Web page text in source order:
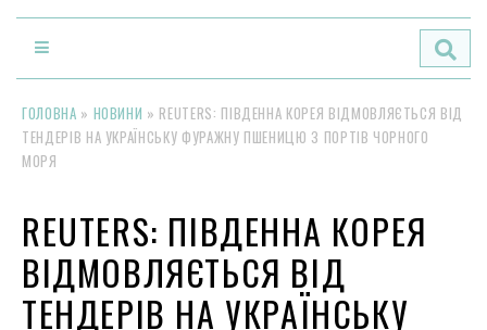
ГОЛОВНА » НОВИНИ » REUTERS: ПІВДЕННА КОРЕЯ ВІДМОВЛЯЄТЬСЯ ВІД
ТЕНДЕРІВ НА УКРАЇНСЬКУ ФУРАЖНУ ПШЕНИЦЮ З ПОРТІВ ЧОРНОГО
МОРЯ
REUTERS: ПІВДЕННА КОРЕЯ
ВІДМОВЛЯЄТЬСЯ ВІД
ТЕНДЕРІВ НА УКРАЇНСЬКУ